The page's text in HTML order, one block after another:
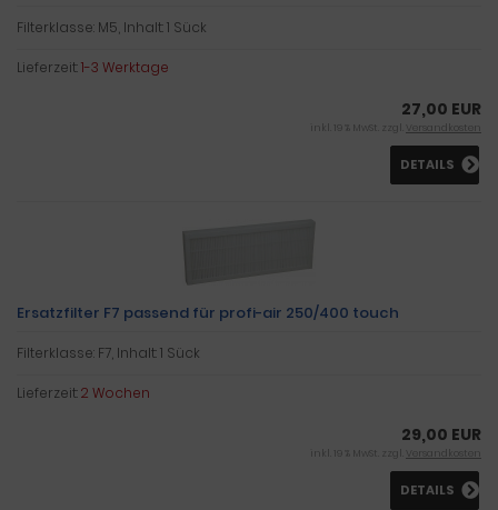
Filterklasse: M5, Inhalt: 1 Sück
Lieferzeit:1-3 Werktage
27,00 EUR
inkl. 19 % MwSt. zzgl. Versandkosten
DETAILS
Ersatzfilter F7 passend für profi-air 250/400 touch
Filterklasse: F7, Inhalt: 1 Sück
Lieferzeit:2 Wochen
29,00 EUR
inkl. 19 % MwSt. zzgl. Versandkosten
DETAILS